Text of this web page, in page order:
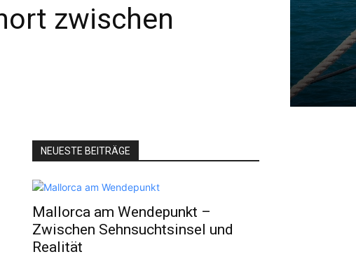
zwischen
NEUESTE BEITRÄGE
Mallorca am Wendepunkt –
Zwischen Sehnsuchtsinsel und
Realität